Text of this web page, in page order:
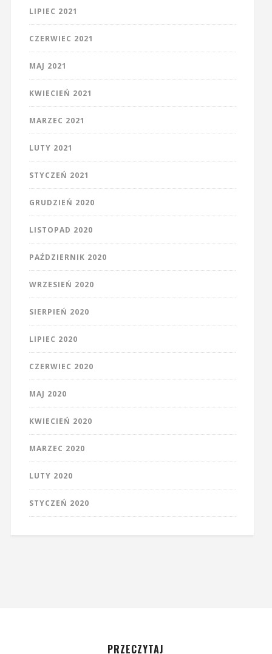
LIPIEC 2021
CZERWIEC 2021
MAJ 2021
KWIECIEŃ 2021
MARZEC 2021
LUTY 2021
STYCZEŃ 2021
GRUDZIEŃ 2020
LISTOPAD 2020
PAŹDZIERNIK 2020
WRZESIEŃ 2020
SIERPIEŃ 2020
LIPIEC 2020
CZERWIEC 2020
MAJ 2020
KWIECIEŃ 2020
MARZEC 2020
LUTY 2020
STYCZEŃ 2020
PRZECZYTAJ